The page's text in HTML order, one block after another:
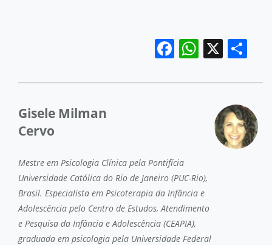
Facebook
X
Gisele Milman
Cervo
Mestre em Psicologia Clínica pela Pontifícia
Universidade Católica do Rio de Janeiro (PUC-Rio),
Brasil. Especialista em Psicoterapia da Infância e
Adolescência pelo Centro de Estudos, Atendimento
e Pesquisa da Infância e Adolescência (CEAPIA),
graduada em psicologia pela Universidade Federal